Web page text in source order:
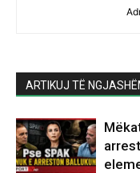
ARTIKUJ TË